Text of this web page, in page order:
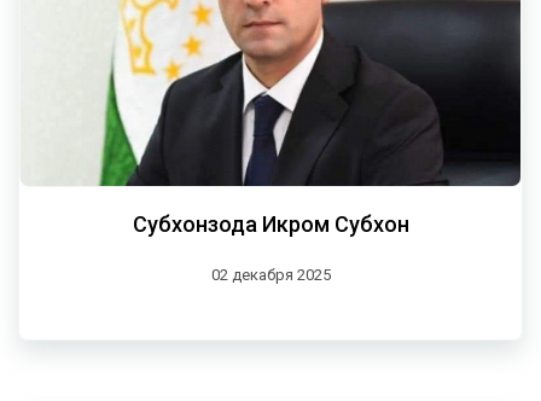
Субхонзода Икром Субхон
02 декабря 2025